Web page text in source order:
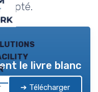
le livre blanc
➔ Télécharger